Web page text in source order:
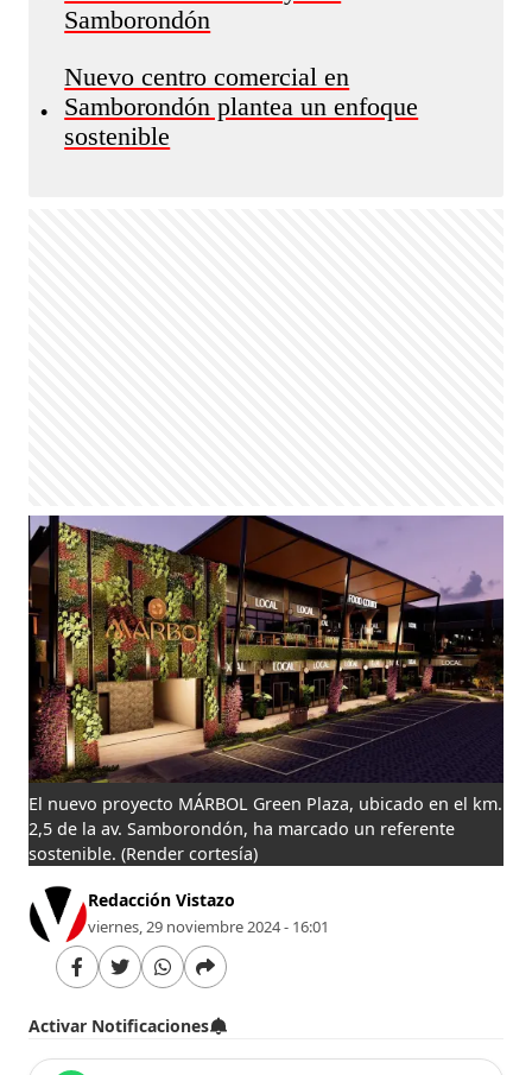
Samborondón
•
Nuevo centro comercial en
Samborondón plantea un enfoque
sostenible
El nuevo proyecto MÁRBOL Green Plaza, ubicado en el km.
2,5 de la av. Samborondón, ha marcado un referente
sostenible. (Render cortesía)
Redacción Vistazo
viernes, 29 noviembre 2024 - 16:01
Activar Notificaciones